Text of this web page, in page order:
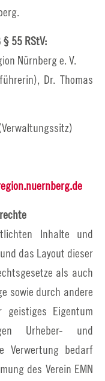
55 RStV:
Nürnberg e. V.
Dr. Thomas
Inhalte und
das Layout dieser
als auch
sowie durch andere
geistiges Eigentum
Urheber- und
Verwertung bedarf
des Verein EMN